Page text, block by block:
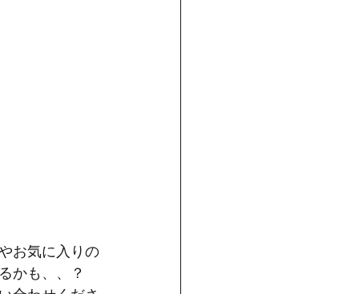
お気に入りの
かも、、？